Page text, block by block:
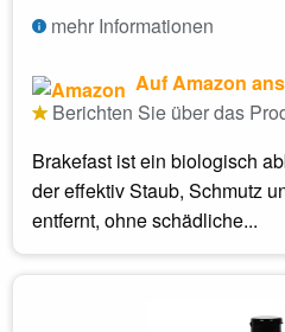
mehr Informationen
Auf Amazon
Berichten Sie über das
Brakefast ist ein biologisch
der effektiv Staub, Schmutz
entfernt, ohne schädliche...